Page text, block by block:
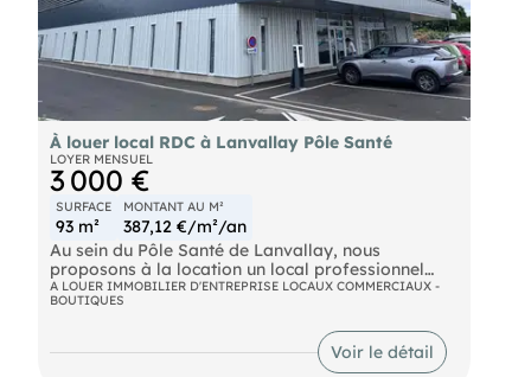
merci de contacter l'agence au .
À louer local RDC à Lanvallay Pôle Santé
LOYER MENSUEL
3 000 €
SURFACE
93 m²
MONTANT AU M²
387,12 €/m²/an
Au sein du Pôle Santé de Lanvallay, nous
proposons à la location un local professionnel
situé en rez-de-chaussée, adapté aux professions
médicales, paramédicales ou activités de services.
Emplacement : Bâtiment récent et moderne,
facilement accessible Stationnement disponible
devant l'immeuble Proximité immédiate de Dinan
A LOUER IMMOBILIER D'ENTREPRISE LOCAUX COMMERCIAUX -
BOUTIQUES
Voir le détail